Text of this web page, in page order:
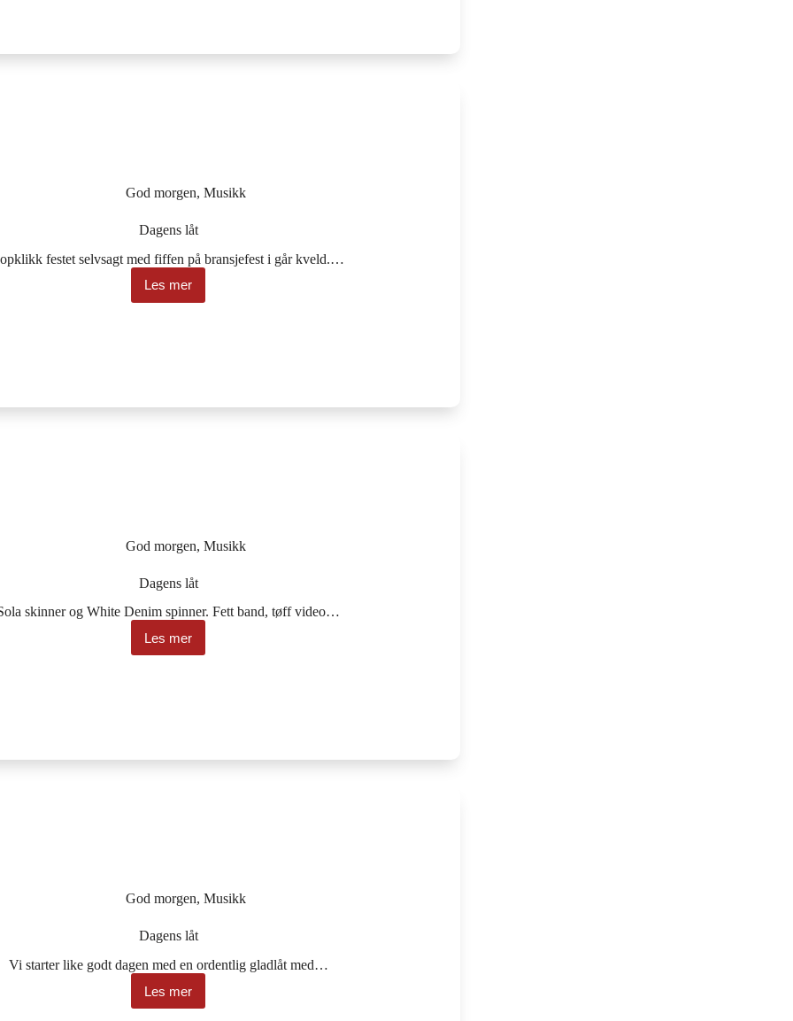
God morgen,Musikk
Dagens låt
festet selvsagt med fiffen på bransjefest i går kveld.…
Les mer
Dagens
låt
God morgen,Musikk
Dagens låt
skinner og White Denim spinner. Fett band, tøff video…
Les mer
Dagens
låt
God morgen,Musikk
Dagens låt
Vi starter like godt dagen med en ordentlig gladlåt med…
Les mer
Dagens
låt